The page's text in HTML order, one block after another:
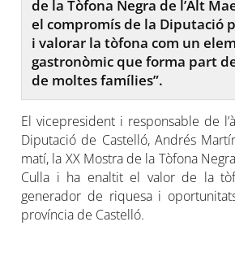
de la Tòfona Negra de l’Alt
el compromís de la Diputació
i valorar la tòfona com un
gastronòmic que forma part
de moltes famílies”.
El vicepresident i responsable de
Diputació de Castelló, Andrés
matí, la XX Mostra de la Tòfona
Culla i ha enaltit el valor de la
generador de riquesa i
província de Castelló.